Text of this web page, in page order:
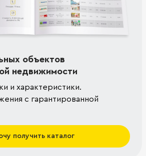
объектов
недвижимости
и характеристики.
с гарантированной
получить каталог